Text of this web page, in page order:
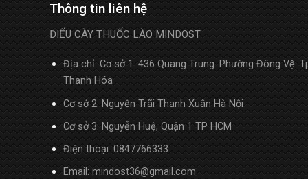
Thông tin liên hệ
ĐIẾU CÀY THUỐC LÀO MINDOST
Địa chỉ: Cơ sở 1: 436 Quang Trung. Phường Đông Vệ.
Thanh Hóa
Cơ sở 2: Nguyễn Trãi Thanh Xuân Hà Nội
Cơ sở 3: Nguyễn Huệ, Quận 1 TP HCM
Điện thoại:0847766333
Email: mindost36@gmail.com